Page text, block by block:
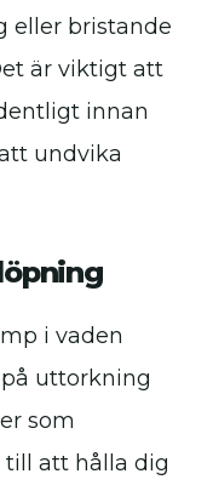
eller bristande
är viktigt att
innan
undvika
i vaden
uttorkning
som
till att hålla dig